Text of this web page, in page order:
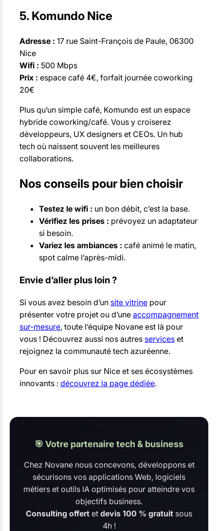
5. Komundo Nice
Adresse : 17 rue Saint-François de Paule, 06300
Nice
Wifi : 500 Mbps
Prix : espace café 4€, forfait journée coworking
20€
Plus qu’un simple café, Komundo est un espace
hybride coworking/café. Vous y croiserez
développeurs, UX designers et CEOs. Un hub
tech où naissent souvent les meilleures
collaborations.
Nos conseils pour bien choisir
Testez le wifi : un bon débit, c’est la base.
Vérifiez les prises : prévoyez un adaptateur
si besoin.
Variez les ambiances : café animé le matin,
spot calme l’après-midi.
Envie d’aller plus loin ?
Si vous avez besoin d’un site vitrine pour
présenter votre projet ou d’une accompagnement
sur-mesure, toute l’équipe Novane est là pour
vous ! Découvrez aussi nos autres services et
rejoignez la communauté tech azuréenne.
Pour en savoir plus sur Nice et ses écosystèmes
innovants : découvrez la page dédiée.
🎯 Votre partenaire tech & business
Chez Novane nous concevons, développons et
sécurisons vos applications Web, logiciels
métiers et outils IA optimisés pour atteindre vos
objectifs business.
Consulting offert et devis 100 % gratuit sous
4h !